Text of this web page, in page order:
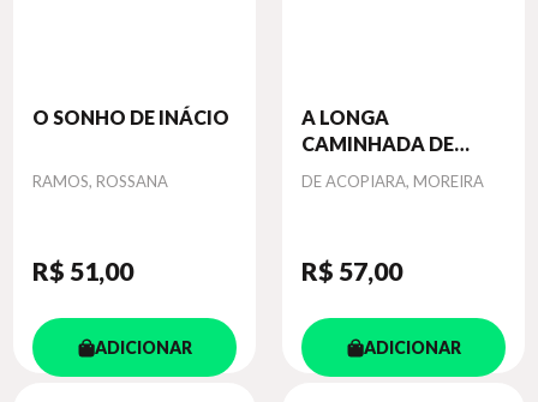
O SONHO DE INÁCIO
Autor
RAMOS, ROSSANA
R$ 51,00
ADICIONAR
A LONGA
CAMINHADA DE
JAMI...
Autor
DE ACOPIARA, MOREIRA
R$ 57,00
ADICIONAR